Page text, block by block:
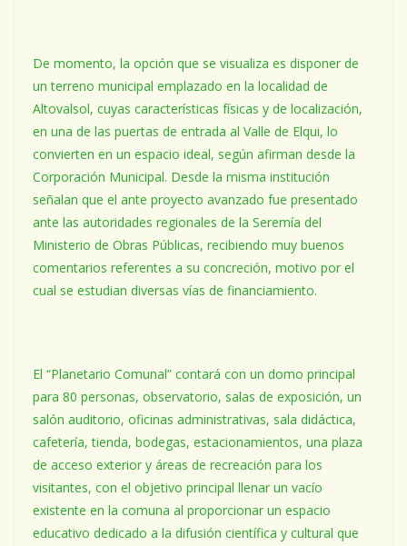
De momento, la opción que se visualiza es disponer de
un terreno municipal emplazado en la localidad de
Altovalsol, cuyas características físicas y de localización,
en una de las puertas de entrada al Valle de Elqui, lo
convierten en un espacio ideal, según afirman desde la
Corporación Municipal. Desde la misma institución
señalan que el ante proyecto avanzado fue presentado
ante las autoridades regionales de la Seremía del
Ministerio de Obras Públicas, recibiendo muy buenos
comentarios referentes a su concreción, motivo por el
cual se estudian diversas vías de financiamiento.
El “Planetario Comunal” contará con un domo principal
para 80 personas, observatorio, salas de exposición, un
salón auditorio, oficinas administrativas, sala didáctica,
cafetería, tienda, bodegas, estacionamientos, una plaza
de acceso exterior y áreas de recreación para los
visitantes, con el objetivo principal llenar un vacío
existente en la comuna al proporcionar un espacio
educativo dedicado a la difusión científica y cultural que